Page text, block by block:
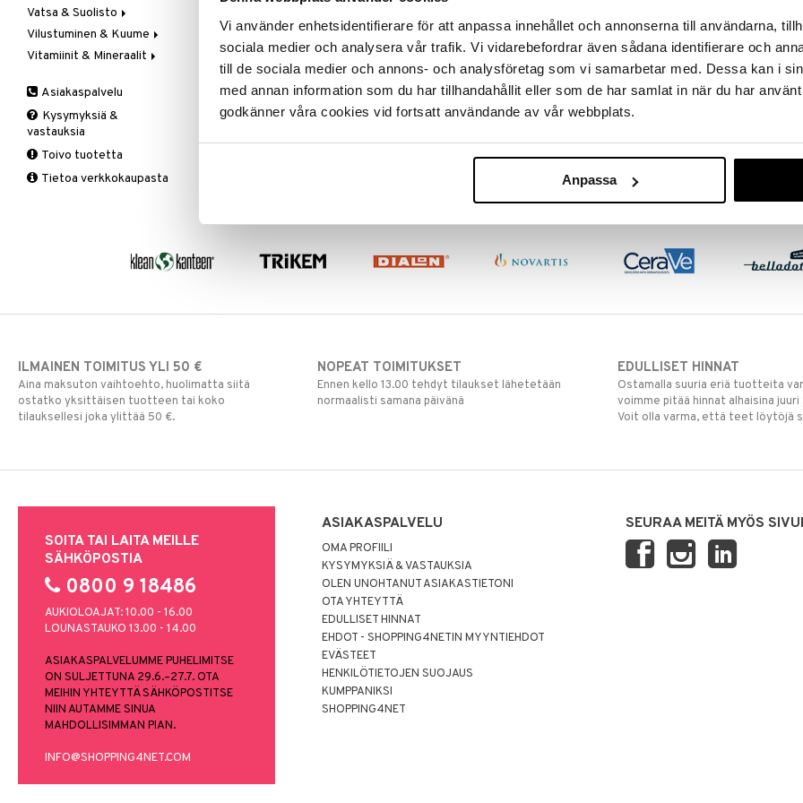
Vi använder enhetsidentifierare för att anpassa innehållet och annonserna till användarna,
sociala medier och analysera vår trafik. Vi vidarebefordrar även sådana identifierare och
till de sociala medier och annons- och analysföretag som vi samarbetar med. Dessa kan i
med annan information som du har tillhandahållit eller som de har samlat in när du har
godkänner våra cookies vid fortsatt användande av vår webbplats.
Anpassa
Hammasharjat
Hammaslangat & Tikut
Hammasproteesi
Hammasväliharjat
Hampaiden hoito
Suuvesi & Suihkeet
Liukastuminen
Niska
Pohje
Ranne
Ranne
Tukisukat
Polvisukat
Vatsa & Suolisto
Ilmavaivat
Närästys
Peräpukamat
Ummetus
Yliherkkyys ruoalle
Laktoori-intoleranssi
Vilustuminen & Kuume
Kurkkukipu & Käheys
Kuumemittarit
Nenä
Kuiva nenä
tukkoisuus
Yskä
Vitamiinit & Mineraalit
B-Vitamiinit
C-Vitamiinit
Kromi
Magnesium
Asiakaspalvelu
Kysymyksiä &
vastauksia
Toivo tuotetta
Tietoa verkkokaupasta
ILMAINEN TOIMITUS YLI 50 €
Aina maksuton vaihtoehto, huolimatta siitä
ostatko yksittäisen tuotteen tai koko
tilauksellesi joka ylittää 50 €.
NOPEAT TOIMITUKSET
Ennen kello 13.00 tehdyt tilaukset lähetetään
normaalisti samana päivänä
EDULLISET HINNAT
Ostamalla suuria eriä tuotteita
voimme pitää hinnat alhaisina
Voit olla varma, että teet löytöjä
SOITA TAI LAITA MEILLE
SÄHKÖPOSTIA
0800 9 18486
AUKIOLOAJAT: 10.00 - 16.00
LOUNASTAUKO 13.00 - 14.00
ASIAKASPALVELUMME PUHELIMITSE
ON SULJETTUNA 29.6.–27.7. OTA
MEIHIN YHTEYTTÄ SÄHKÖPOSTITSE
NIIN AUTAMME SINUA
MAHDOLLISIMMAN PIAN.
INFO@SHOPPING4NET.COM
ASIAKASPALVELU
OMA PROFIILI
KYSYMYKSIÄ & VASTAUKSIA
OLEN UNOHTANUT ASIAKASTIETONI
OTA YHTEYTTÄ
EDULLISET HINNAT
EHDOT - SHOPPING4NETIN MYYNTIEHDOT
EVÄSTEET
HENKILÖTIETOJEN SUOJAUS
KUMPPANIKSI
SHOPPING4NET
SEURAA MEITÄ MYÖS